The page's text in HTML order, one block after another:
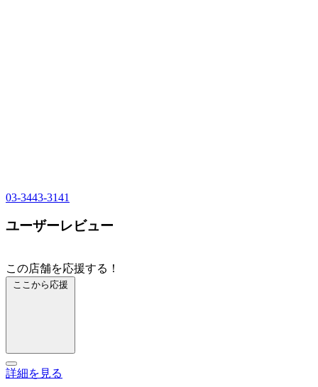
03-3443-3141
ユーザーレビュー
この店舗を応援する！
ここから応援
詳細を見る